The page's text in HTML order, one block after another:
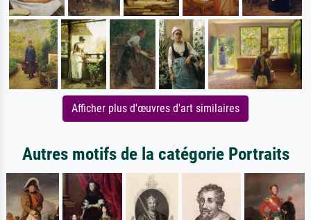
Afficher plus d'œuvres d'art similaires
Autres motifs de la catégorie Portraits